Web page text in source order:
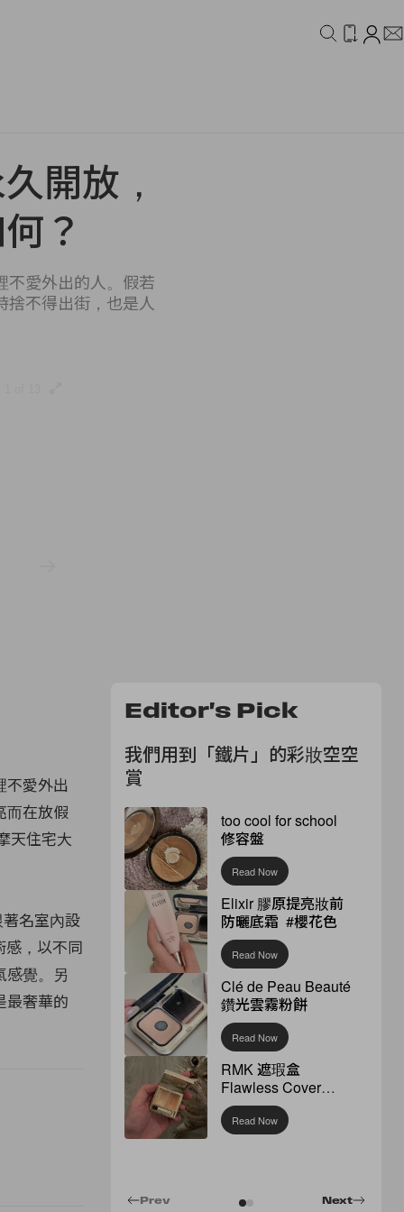
開放，
？
不愛外出的人。假若
不得出街，也是人
不愛外出
而在放假
天住宅大
名室內設
，以不同
感覺。另
最奢華的
Editor's Pick
我們用到「鐵片」的彩妝空空
賞
too cool for school
修容盤
Read Now
Elixir 膠原提亮妝前
防曬底霜 #櫻花色
Read Now
Clé de Peau Beauté
鑽光雲霧粉餅
Read Now
RMK 遮瑕盒
Flawless Cover
Concealer
Read Now
Next
Prev